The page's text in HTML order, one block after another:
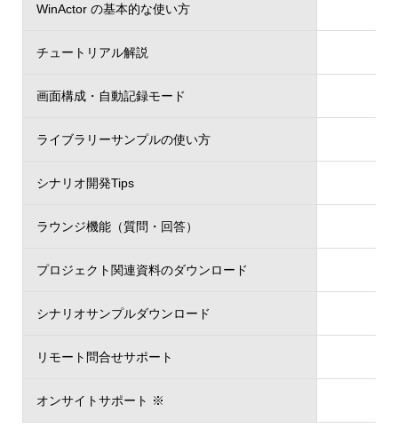
WinActor の基本的な使い方
チュートリアル解説
画面構成・自動記録モード
ライブラリーサンプルの使い方
シナリオ開発Tips
ラウンジ機能（質問・回答）
プロジェクト関連資料のダウンロード
シナリオサンプルダウンロード
リモート問合せサポート
オンサイトサポート ※